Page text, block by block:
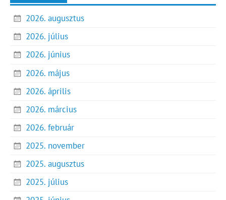
2026. augusztus
2026. július
2026. június
2026. május
2026. április
2026. március
2026. február
2025. november
2025. augusztus
2025. július